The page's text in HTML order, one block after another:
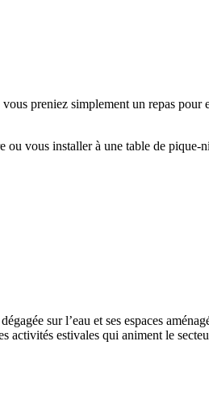
preniez simplement un repas
vous installer à une table de pique-
sur l’eau et ses espaces
estivales qui animent le